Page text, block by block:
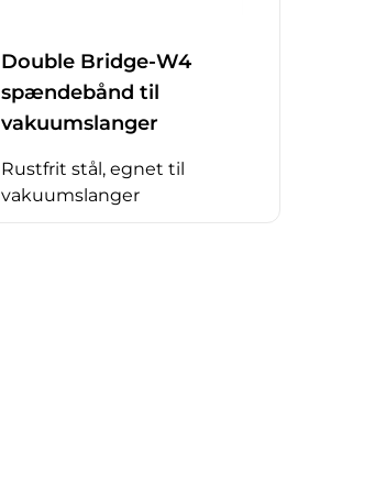
Double Bridge-W4
spændebånd til
vakuumslanger
Rustfrit stål, egnet til
vakuumslanger